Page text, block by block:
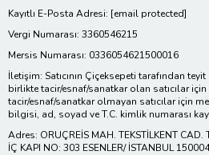
Kayıtlı E-Posta Adresi: [email protected]
Vergi Numarası: 3360546215
Mersis Numarası: 0336054621500016
İletişim: Satıcının Çiçeksepeti tarafından
birlikte tacir/esnaf/sanatkar olan satıcılar
tacir/esnaf/sanatkar olmayan satıcılar için
bilgisi, ad, soyad ve T.C. kimlik numarası
Adres: ORUÇREİS MAH. TEKSTİLKENT CAD.
İÇ KAPI NO: 303 ESENLER/ İSTANBUL